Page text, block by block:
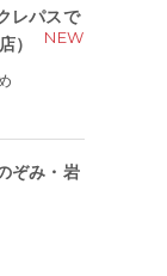
レパスで
）
NEW
ぞみ・岩